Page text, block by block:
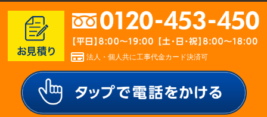
法人・個人共に工事代金カード決済可